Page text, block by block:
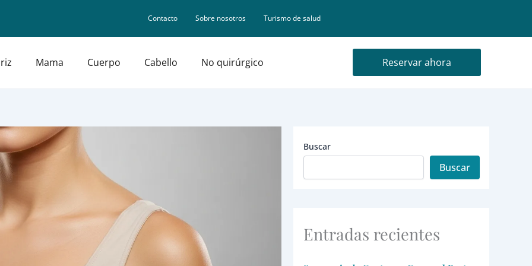
Contacto Sobre nosotros Turismo de salud
Mama Cuerpo Cabello No quirúrgico Reservar ahora
Buscar
Buscar
Entradas recientes